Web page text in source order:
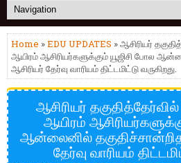
Home »EDU UPDATES » ஆசிரியர்
ஆயிரம் ஆசிரியர்களுக்கும் யூஜிசி போல
ஆசிரியர் தேர்வு வாரியம் திட்டமிட்டு வருகிறது.
ஆசிரியர்
ஆயிரம்
ஆன்லைனில்
தேர்வு வாரியம்